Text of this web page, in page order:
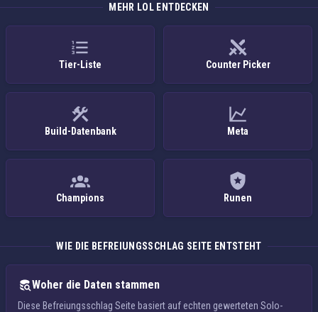
MEHR LOL ENTDECKEN
Tier-Liste Counter Picker
Build-Datenbank Meta
Champions Runen
WIE DIE BEFREIUNGSSCHLAG SEITE ENTSTEHT
Woher die Daten stammen
Diese Befreiungsschlag Seite basiert auf echten gewerteten Solo-